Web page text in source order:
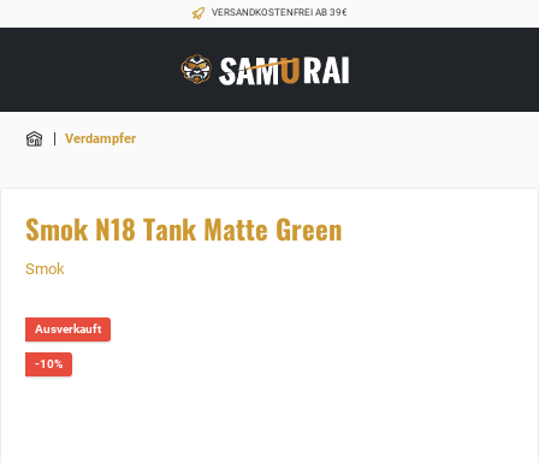
VERSANDKOSTENFREI AB 39€
| Verdampfer
Smok N18 Tank Matte Green
Smok
Ausverkauft
-10%